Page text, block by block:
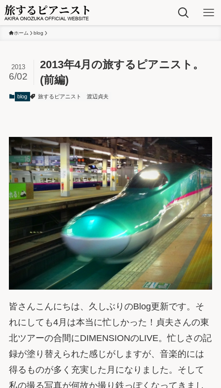
ホーム blog
2013年4月の旅するピアニスト。
(前編)
2013
6/02
blog 旅するピアニスト 渡辺貞夫
皆さんこんにちは、久しぶりのBlog更新です。そ
れにしても4月は本当に忙しかった！貞夫さんの東
北ツアーの合間にDIMENSIONのLIVE。忙しさの記
録が塗り替えられた感じがしますが、音楽的には
得るものが多く充実した月になりました。そして
私の撮る写真が何故か撮り鉄っぽくなってきまし